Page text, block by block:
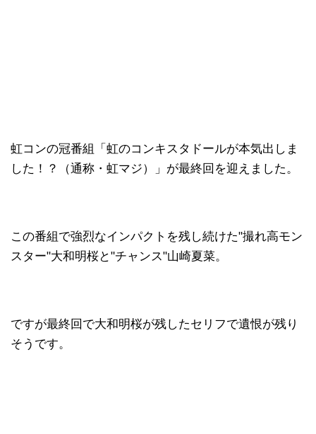
虹コンの冠番組「虹のコンキスタドールが本気出しま
した！？（通称・虹マジ）」が最終回を迎えました。
この番組で強烈なインパクトを残し続けた"撮れ高モン
スター"大和明桜と"チャンス"山崎夏菜。
ですが最終回で大和明桜が残したセリフで遺恨が残り
そうです。